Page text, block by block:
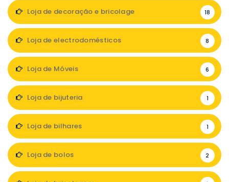
Loja de decoração e bricolage 18
Loja de electrodomésticos 8
Loja de Móveis 6
Loja de bijuteria 1
Loja de bilhares 1
Loja de bolos 2